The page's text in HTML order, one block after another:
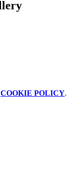
COOKIE POLICY.